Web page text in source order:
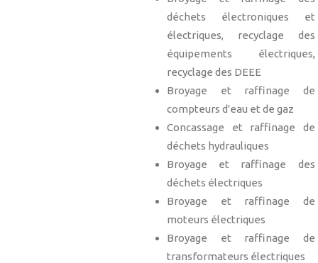
déchets électroniques et
électriques, recyclage des
équipements électriques,
recyclage des DEEE
Broyage et raffinage de
compteurs d'eau et de gaz
Concassage et raffinage de
déchets hydrauliques
Broyage et raffinage des
déchets électriques
Broyage et raffinage de
moteurs électriques
Broyage et raffinage de
transformateurs électriques